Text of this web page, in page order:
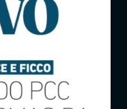
Revistas
Jornais